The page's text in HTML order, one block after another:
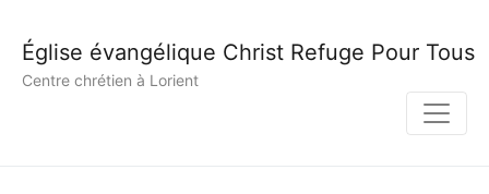
Église évangélique Christ Refuge Pour Tous
Centre chrétien à Lorient